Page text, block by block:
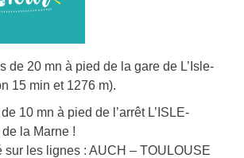
de 20 mn à pied de la gare de L’Isle-
15 min et 1276 m).
10 mn à pied de l’arrêt L’ISLE-
la Marne !
sur les lignes : AUCH – TOULOUSE